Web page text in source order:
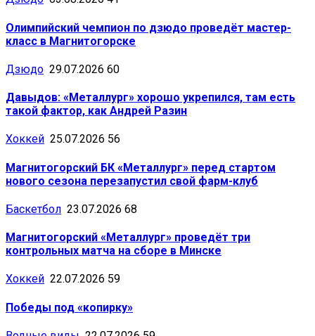
Олимпийский чемпион по дзюдо проведёт мастер-
класс в Магнитогорске
Дзюдо 29.07.2026 60
Давыдов: «Металлург» хорошо укрепился, там есть
такой фактор, как Андрей Разин
Хоккей 25.07.2026 56
Магнитогорский БК «Металлург» перед стартом
нового сезона перезапустил свой фарм-клуб
Баскетбол 23.07.2026 68
Магнитогорский «Металлург» проведёт три
контрольных матча на сборе в Минске
Хоккей 22.07.2026 59
Победы под «копирку»